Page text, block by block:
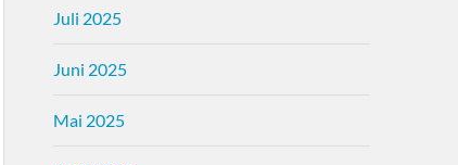
Juli 2025
Juni 2025
Mai 2025